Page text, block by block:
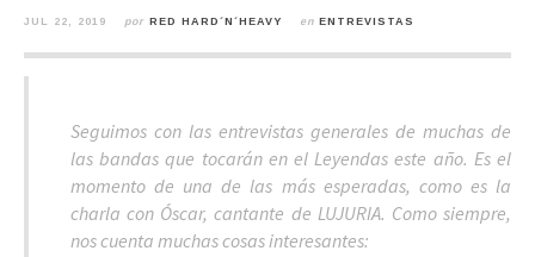
JUL 22, 2019 por RED HARD´N´HEAVY en ENTREVISTAS
Seguimos con las entrevistas generales de muchas de
las bandas que tocarán en el Leyendas este año. Es el
momento de una de las más esperadas, como es la
charla con Óscar, cantante de LUJURIA. Como siempre,
nos cuenta muchas cosas interesantes: